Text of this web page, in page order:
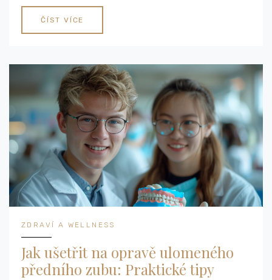
ČÍST VÍCE
ZDRAVÍ A WELLNESS
Jak ušetřit na opravě ulomeného
předního zubu: Praktické tipy